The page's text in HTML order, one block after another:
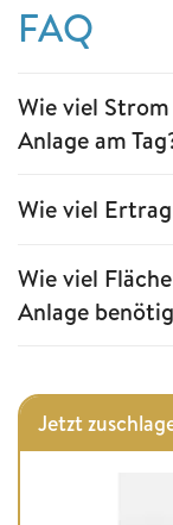
FAQ
Wie viel
Anlage am
Wie viel
Wie viel
Anlage
Jetzt